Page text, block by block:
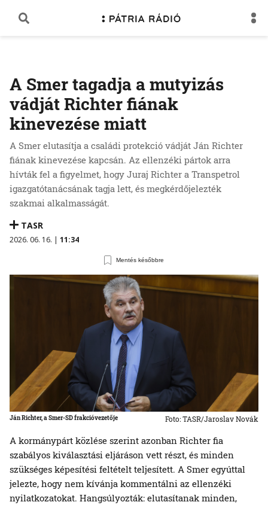
A Smer tagadja a mutyizás
vádját Richter fiának
kinevezése miatt
A Smer elutasítja a családi protekció vádját Ján Richter
fiának kinevezése kapcsán. Az ellenzéki pártok arra
hívták fel a figyelmet, hogy Juraj Richter a Transpetrol
igazgatótanácsának tagja lett, és megkérdőjelezték
szakmai alkalmasságát.
TASR
2026. 06. 16. | 11:34
Mentés későbbre
Ján Richter, a Smer-SD frakcióvezetője Foto: TASR/Jaroslav Novák
A kormánypárt közlése szerint azonban Richter fia
szabályos kiválasztási eljáráson vett részt, és minden
szükséges képesítési feltételt teljesített. A Smer egyúttal
jelezte, hogy nem kívánja kommentálni az ellenzéki
nyilatkozatokat. Hangsúlyozták: elutasítanak minden,